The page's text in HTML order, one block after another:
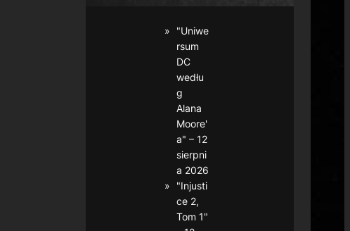
"Uniwe
rsum
DC
wedłu
g
Alana
Moore'
a" – 12
sierpni
a 2026
"Injusti
ce 2,
Tom 1"